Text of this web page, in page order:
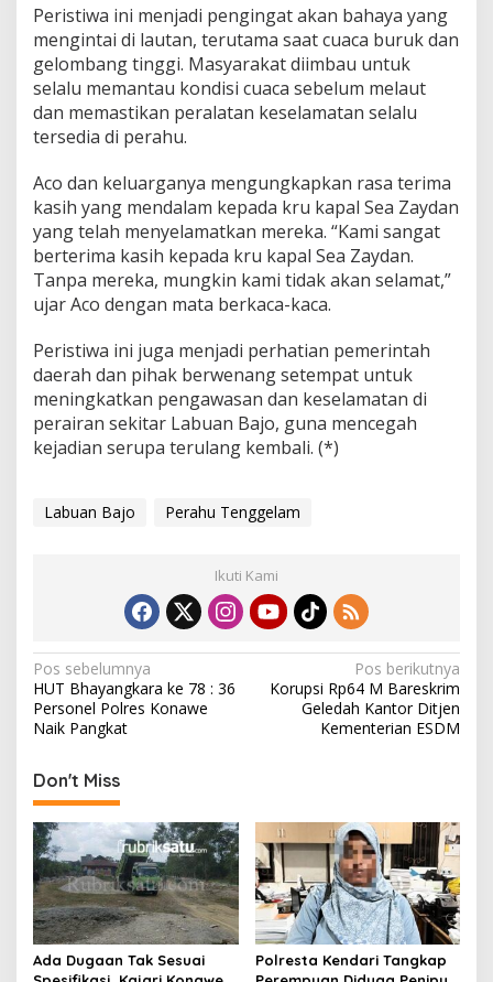
l
t
L
i
n
P
u
l
a
u
P
a
a
r
Peristiwa ini menjadi pengingat akan bahaya yang
mengintai di lautan, terutama saat cuaca buruk dan
gelombang tinggi. Masyarakat diimbau untuk
selalu memantau kondisi cuaca sebelum melaut
dan memastikan peralatan keselamatan selalu
tersedia di perahu.
Aco dan keluarganya mengungkapkan rasa terima
kasih yang mendalam kepada kru kapal Sea Zaydan
yang telah menyelamatkan mereka. “Kami sangat
berterima kasih kepada kru kapal Sea Zaydan.
Tanpa mereka, mungkin kami tidak akan selamat,”
ujar Aco dengan mata berkaca-kaca.
Peristiwa ini juga menjadi perhatian pemerintah
daerah dan pihak berwenang setempat untuk
meningkatkan pengawasan dan keselamatan di
perairan sekitar Labuan Bajo, guna mencegah
kejadian serupa terulang kembali. (*)
Labuan Bajo Perahu Tenggelam
Ikuti Kami
N
a
v
i
g
a
s
i
p
o
Pos sebelumnya
HUT Bhayangkara ke 78 : 36
Personel Polres Konawe
Naik Pangkat
Pos berikutnya
Korupsi Rp64 M Bareskrim
Geledah Kantor Ditjen
Kementerian ESDM
Don't Miss
Ada Dugaan Tak Sesuai
Polresta Kendari Tangkap